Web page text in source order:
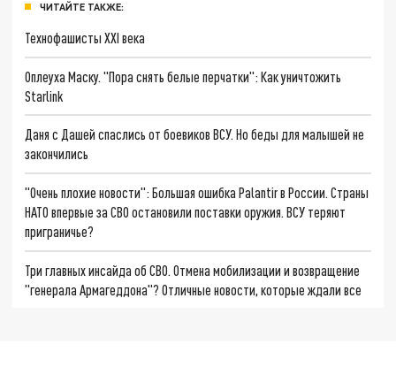
ЧИТАЙТЕ ТАКЖЕ:
Технофашисты XXI века
Оплеуха Маску. "Пора снять белые перчатки": Как уничтожить
Starlink
Даня с Дашей спаслись от боевиков ВСУ. Но беды для малышей не
закончились
"Очень плохие новости": Большая ошибка Palantir в России. Страны
НАТО впервые за СВО остановили поставки оружия. ВСУ теряют
приграничье?
Три главных инсайда об СВО. Отмена мобилизации и возвращение
"генерала Армагеддона"? Отличные новости, которые ждали все